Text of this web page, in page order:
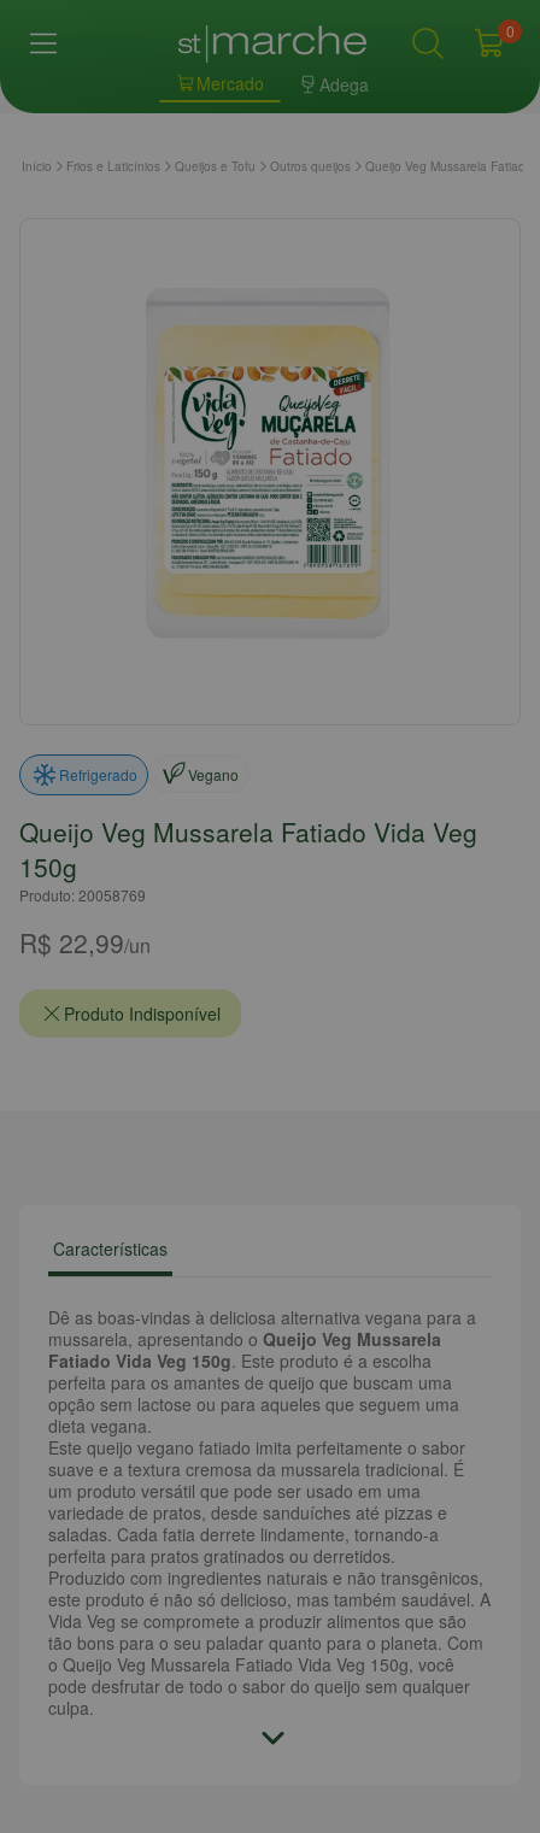
Mercado Adega
0
Início Frios e Laticínios Queijos e Tofu Outros queijos Queijo Veg Mussarela Fatiado
Refrigerado Vegano
Queijo Veg Mussarela Fatiado Vida Veg
150g
Produto: 20058769
R$ 22,99/un
Produto Indisponível
Características
Dê as boas-vindas à deliciosa alternativa vegana para a
mussarela, apresentando o Queijo Veg Mussarela
Fatiado Vida Veg 150g. Este produto é a escolha
perfeita para os amantes de queijo que buscam uma
opção sem lactose ou para aqueles que seguem uma
dieta vegana.
Este queijo vegano fatiado imita perfeitamente o sabor
suave e a textura cremosa da mussarela tradicional. É
um produto versátil que pode ser usado em uma
variedade de pratos, desde sanduíches até pizzas e
saladas. Cada fatia derrete lindamente, tornando-a
perfeita para pratos gratinados ou derretidos.
Produzido com ingredientes naturais e não transgênicos,
este produto é não só delicioso, mas também saudável. A
Vida Veg se compromete a produzir alimentos que são
tão bons para o seu paladar quanto para o planeta. Com
o Queijo Veg Mussarela Fatiado Vida Veg 150g, você
pode desfrutar de todo o sabor do queijo sem qualquer
culpa.